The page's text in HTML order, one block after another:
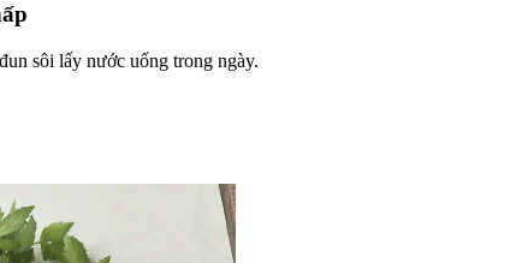
sôi lấy nước uống trong ngày.